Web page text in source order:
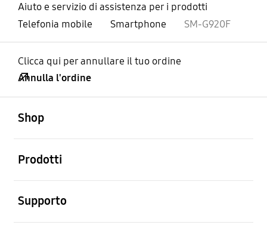
Aiuto e servizio di assistenza per i prodotti
Telefonia mobile
Smartphone SM-G920F
Clicca qui per annullare il tuo ordine
Annulla l'ordine
Shop
Prodotti
Supporto